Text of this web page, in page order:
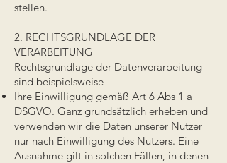
stellen.
2. RECHTSGRUNDLAGE DER
VERARBEITUNG
Rechtsgrundlage der Datenverarbeitung
sind beispielsweise
Ihre Einwilligung gemäß Art 6 Abs 1 a
DSGVO. Ganz grundsätzlich erheben und
verwenden wir die Daten unserer Nutzer
nur nach Einwilligung des Nutzers. Eine
Ausnahme gilt in solchen Fällen, in denen